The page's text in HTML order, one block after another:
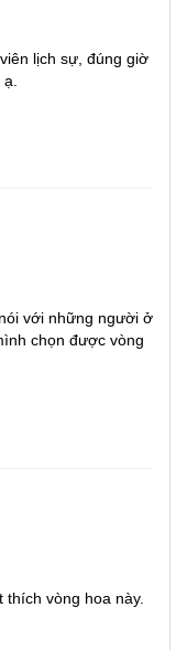
lịch sự, đúng giờ
với những người ở
chọn được vòng
thích vòng hoa này.